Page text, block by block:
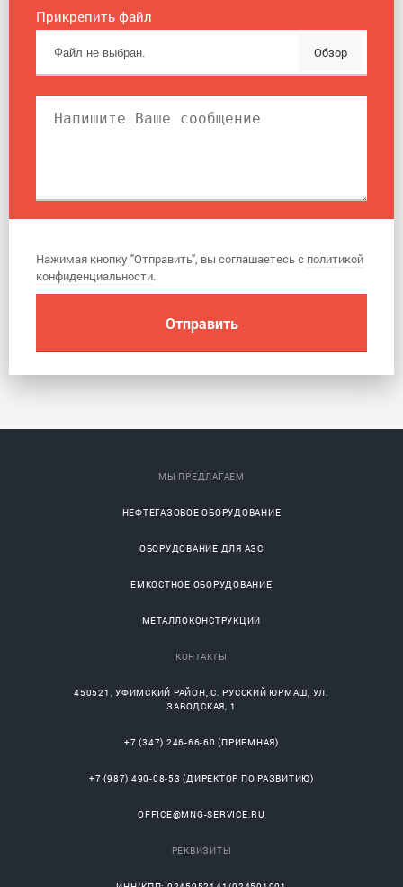
Прикрепить файл
Обзор
Нажимая кнопку "Отправить", вы соглашаетесь с политикой
конфиденциальности.
МЫ ПРЕДЛАГАЕМ
НЕФТЕГАЗОВОЕ ОБОРУДОВАНИЕ
ОБОРУДОВАНИЕ ДЛЯ АЗС
ЕМКОСТНОЕ ОБОРУДОВАНИЕ
МЕТАЛЛОКОНСТРУКЦИИ
КОНТАКТЫ
450521 ,УФИМСКИЙ РАЙОН, С.РУССКИЙ ЮРМАШ, УЛ.
ЗАВОДСКАЯ, 1
+7 (347) 246-66-60 (ПРИЕМНАЯ)
+7 (987) 490-08-53 (ДИРЕКТОР ПО РАЗВИТИЮ)
OFFICE@MNG-SERVICE.RU
РЕКВИЗИТЫ